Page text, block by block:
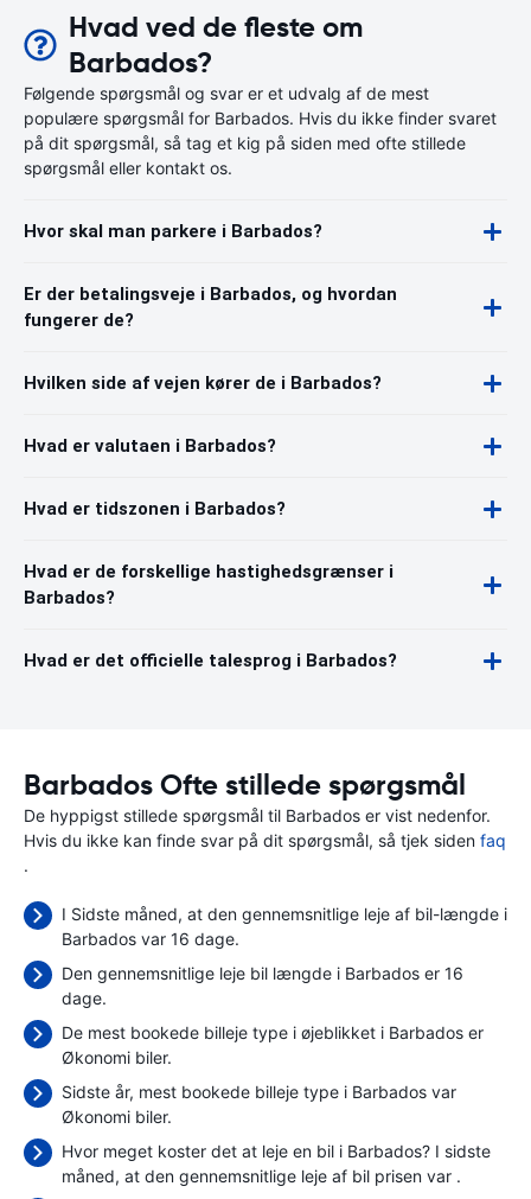
Hvad ved de fleste om
Barbados?
Følgende spørgsmål og svar er et udvalg af de mest
populære spørgsmål for Barbados. Hvis du ikke finder svaret
på dit spørgsmål, så tag et kig på siden med ofte stillede
spørgsmål eller kontakt os.
Hvor skal man parkere i Barbados?
Er der betalingsveje i Barbados, og hvordan
fungerer de?
Hvilken side af vejen kører de i Barbados?
Hvad er valutaen i Barbados?
Hvad er tidszonen i Barbados?
Hvad er de forskellige hastighedsgrænser i
Barbados?
Hvad er det officielle talesprog i Barbados?
Barbados Ofte stillede spørgsmål
De hyppigst stillede spørgsmål til Barbados er vist nedenfor.
Hvis du ikke kan finde svar på dit spørgsmål, så tjek siden faq
.
I Sidste måned, at den gennemsnitlige leje af bil-længde i
Barbados var 16 dage.
Den gennemsnitlige leje bil længde i Barbados er 16
dage.
De mest bookede billeje type i øjeblikket i Barbados er
Økonomi biler.
Sidste år, mest bookede billeje type i Barbados var
Økonomi biler.
Hvor meget koster det at leje en bil i Barbados? I sidste
måned, at den gennemsnitlige leje af bil prisen var .